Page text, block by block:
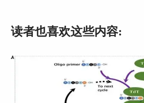
Oligo允许将设计好的PCR引物
物模拟输入，无需手动换算坐标
读者也喜欢这些内容: